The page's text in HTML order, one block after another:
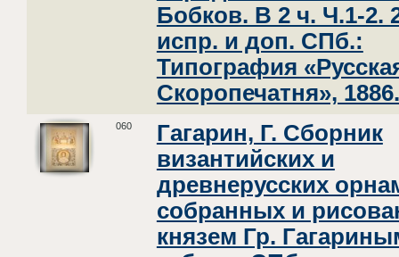
Бобков. В 2 ч. Ч.1-2.
испр. и доп. СПб.:
Типография
Скоропечатня», 1886.
060
Гагарин, Г. Сборник
византийских и
древнерусских
собранных и
князем Гр.